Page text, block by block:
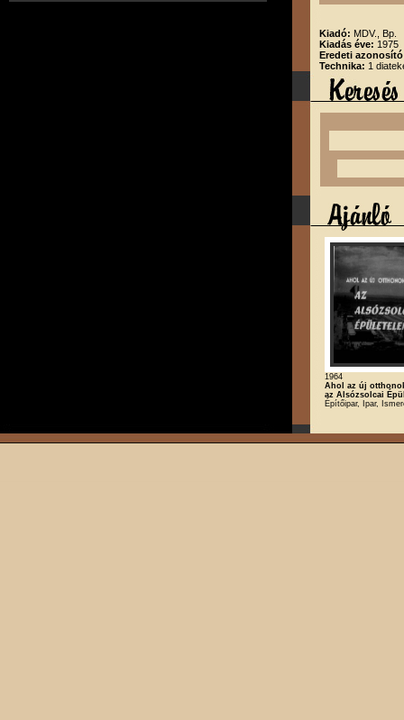
Kiadó: MDV., Bp.
Kiadás éve: 1975
Eredeti
Technika: 1
1964
Ahol az új
az Alsózsolcai
Építőipar, Ipar,